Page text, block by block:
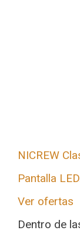
NICREW
Pantalla
Ver ofertas
Dentro de